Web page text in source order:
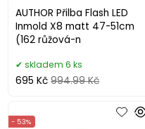
AUTHOR Přilba Flash LED
Inmold X8 matt 47-51cm
(162 růžová-n
skladem 6 ks
695 Kč 994.99 Kč
- 53%